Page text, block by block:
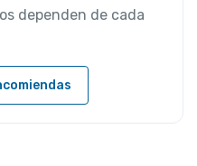
dependen de cada